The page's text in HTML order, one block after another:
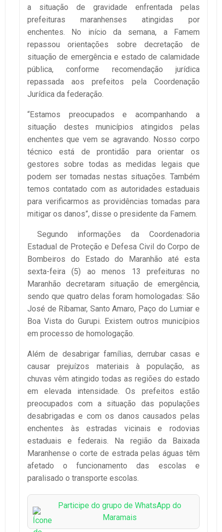
a situação de gravidade enfrentada pelas
prefeituras maranhenses atingidas por
enchentes. No início da semana, a Famem
repassou orientações sobre decretação de
situação de emergência e estado de calamidade
pública, conforme recomendação jurídica
repassada aos prefeitos pela Coordenação
Jurídica da federação.
“Estamos preocupados e acompanhando a
situação destes municípios atingidos pelas
enchentes que vem se agravando. Nosso corpo
técnico está de prontidão para orientar os
gestores sobre todas as medidas legais que
podem ser tomadas nestas situações. Também
temos contatado com as autoridades estaduais
para verificarmos as providências tomadas para
mitigar os danos”, disse o presidente da Famem.
Segundo informações da Coordenadoria
Estadual de Proteção e Defesa Civil do Corpo de
Bombeiros do Estado do Maranhão até esta
sexta-feira (5) ao menos 13 prefeituras no
Maranhão decretaram situação de emergência,
sendo que quatro delas foram homologadas: São
José de Ribamar, Santo Amaro, Paço do Lumiar e
Boa Vista do Gurupi. Existem outros municípios
em processo de homologação.
Além de desabrigar famílias, derrubar casas e
causar prejuízos materiais à população, as
chuvas vêm atingido todas as regiões do estado
em elevada intensidade. Os prefeitos estão
preocupados com a situação das populações
desabrigadas e com os danos causados pelas
enchentes às estradas vicinais e rodovias
estaduais e federais. Na região da Baixada
Maranhense o corte de estrada pelas águas têm
afetado o funcionamento das escolas e
paralisado o transporte escolas.
Participe do grupo de WhatsApp do
Maramais